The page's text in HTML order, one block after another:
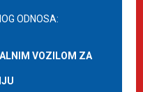
ODNOSA:
VOZILOM ZA